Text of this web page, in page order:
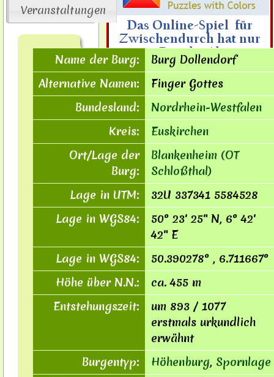
Veranstaltungen
Name der Burg:
Burg Dollendorf
Alternative Namen:
Finger Gottes
Bundesland:
Nordrhein-Westfalen
Kreis:
Euskirchen
Ort/Lage der
Burg:
Blankenheim (OT
Schloßthal)
Lage in UTM:
32U 337341 5584528
Lage in WGS84:
50° 23′ 25″ N, 6° 42′
42″ E
Lage in WGS84:
50.390278° , 6.711667°
Höhe über N.N.:
ca. 455 m
Entstehungszeit:
um 893 / 1077
erstmals urkundlich
erwähnt
Burgentyp:
Höhenburg, Spornlage
AuchSiekönnen hier Ihre
Werbebanner schalten.
Interessiert?
Fordern Sie unverbindlich weitere
Informationen zur Werbung auf
"Burgen der Eifel" über das
Kontaktformularan.